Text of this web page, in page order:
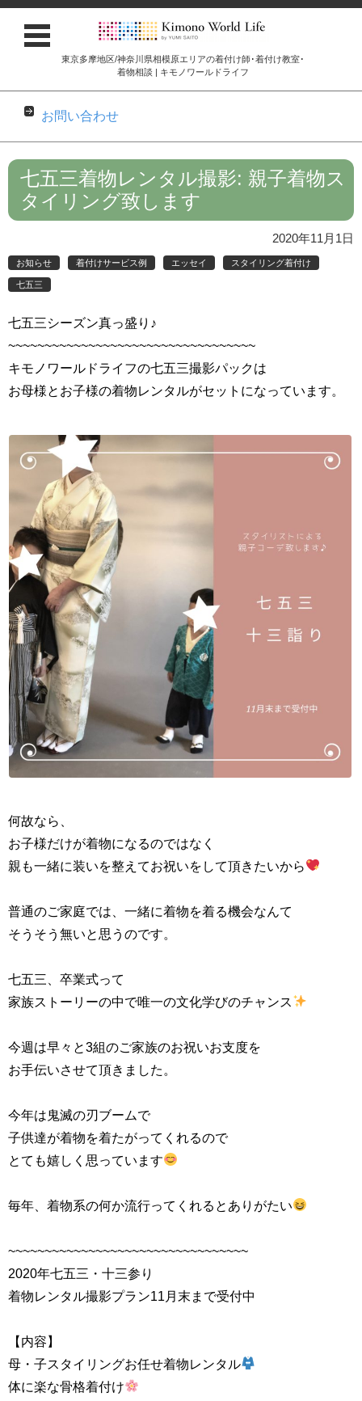
東京多摩地区/神奈川県相模原エリアの着付け師･着付け教室･
着物相談 | キモノワールドライフ
お問い合わせ
コンテンツに移動
七五三着物レンタル撮影: 親子着物ス
タイリング致します
2020年11月1日
お知らせ 着付けサービス例 エッセイ スタイリング着付け
七五三
七五三シーズン真っ盛り♪
~~~~~~~~~~~~~~~~~~~~~~~~~~~~~~~~~~
キモノワールドライフの七五三撮影パックは
お母様とお子様の着物レンタルがセットになっています。
何故なら、
お子様だけが着物になるのではなく
親も一緒に装いを整えてお祝いをして頂きたいから
普通のご家庭では、一緒に着物を着る機会なんて
そうそう無いと思うのです。
七五三、卒業式って
家族ストーリーの中で唯一の文化学びのチャンス
今週は早々と3組のご家族のお祝いお支度を
お手伝いさせて頂きました。
今年は鬼滅の刃ブームで
子供達が着物を着たがってくれるので
とても嬉しく思っています
毎年、着物系の何か流行ってくれるとありがたい
~~~~~~~~~~~~~~~~~~~~~~~~~~~~~~~~~
2020年七五三・十三参り
着物レンタル撮影プラン11月末まで受付中
【内容】
母・子スタイリングお任せ着物レンタル
体に楽な骨格着付け